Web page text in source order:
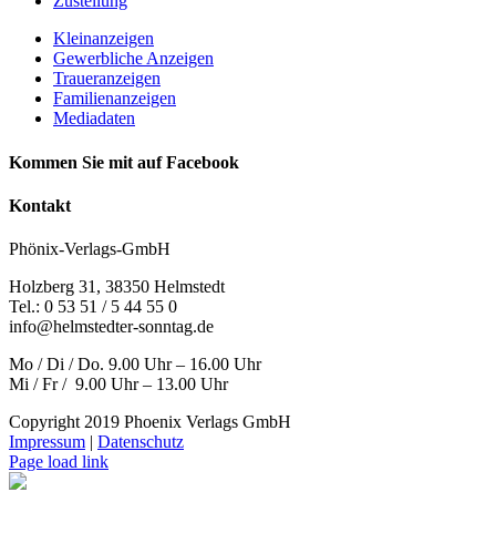
Kleinanzeigen
Gewerbliche Anzeigen
Traueranzeigen
Familienanzeigen
Mediadaten
Kommen Sie mit auf Facebook
Kontakt
Phönix-Verlags-GmbH
Holzberg 31, 38350 Helmstedt
Tel.: 0 53 51 / 5 44 55 0
info@helmstedter-sonntag.de
Mo / Di / Do. 9.00 Uhr – 16.00 Uhr
Mi / Fr / 9.00 Uhr – 13.00 Uhr
Copyright 2019 Phoenix Verlags GmbH
Impressum | Datenschutz
Page load link